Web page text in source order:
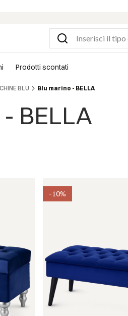
prodotti scontati
BLU Blu marino - BELLA
BELLA
-10%